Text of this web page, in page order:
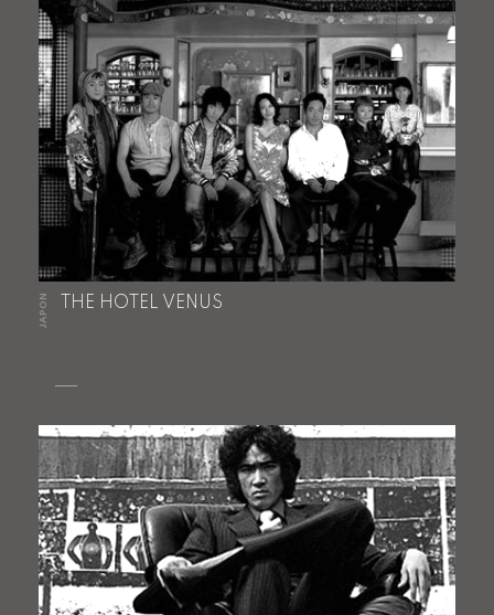
JAPON THE HOTEL VENUS